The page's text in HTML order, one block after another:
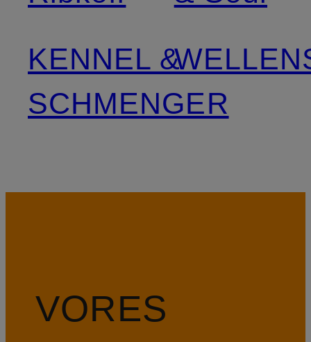
KENNEL &
SCHMENGER
VORES